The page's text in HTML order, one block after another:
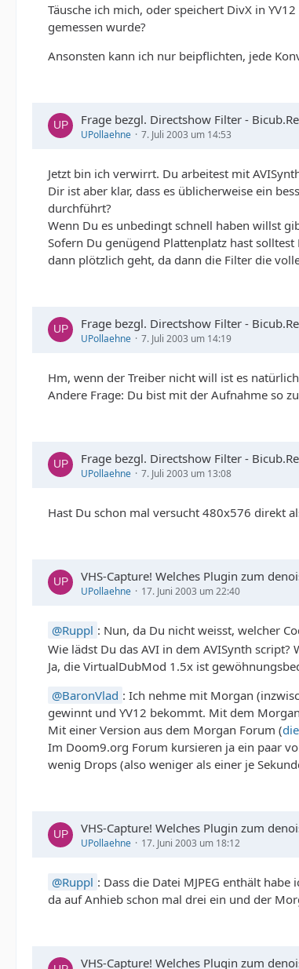
Täusche ich mich, oder speichert DivX in
gemessen wurde?
Ansonsten kann ich nur beipflichten, jede
Frage bezgl. Directshow Filter -
UPollaehne 7. Juli 2003 um 14:53
Jetzt bin ich verwirrt. Du arbeitest mit
Dir ist aber klar, dass es üblicherweise ein
durchführt?
Wenn Du es unbedingt schnell haben willst
Sofern Du genügend Plattenplatz hast
dann plötzlich geht, da dann die Filter die
Frage bezgl. Directshow Filter -
UPollaehne 7. Juli 2003 um 14:19
Hm, wenn der Treiber nicht will ist es natürlich
Andere Frage: Du bist mit der Aufnahme so
Frage bezgl. Directshow Filter -
UPollaehne 7. Juli 2003 um 13:08
Hast Du schon mal versucht 480x576 direkt
VHS-Capture! Welches Plugin zum
UPollaehne 17. Juni 2003 um 22:40
Ruppl : Nun, da Du nicht weisst, welcher
Wie lädst Du das AVI in dem AVISynth
Ja, die VirtualDubMod 1.5x ist
BaronVlad : Ich nehme mit Morgan
gewinnt und YV12 bekommt. Mit dem
Mit einer Version aus dem Morgan Forum (
Im Doom9.org Forum kursieren ja ein paar
wenig Drops (also weniger als einer je
VHS-Capture! Welches Plugin zum
UPollaehne 17. Juni 2003 um 18:12
Ruppl : Dass die Datei MJPEG enthält
da auf Anhieb schon mal drei ein und der
VHS-Capture! Welches Plugin zum